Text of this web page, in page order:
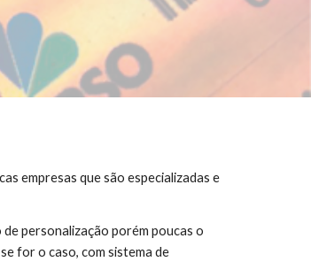
empresas que são especializadas e
personalização porém poucas o
for o caso, com sistema de